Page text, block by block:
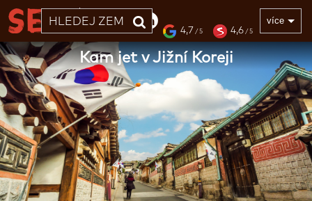
33 LET více
4,7 / 5 4,6 / 5
Kam jet v Jižní Koreji